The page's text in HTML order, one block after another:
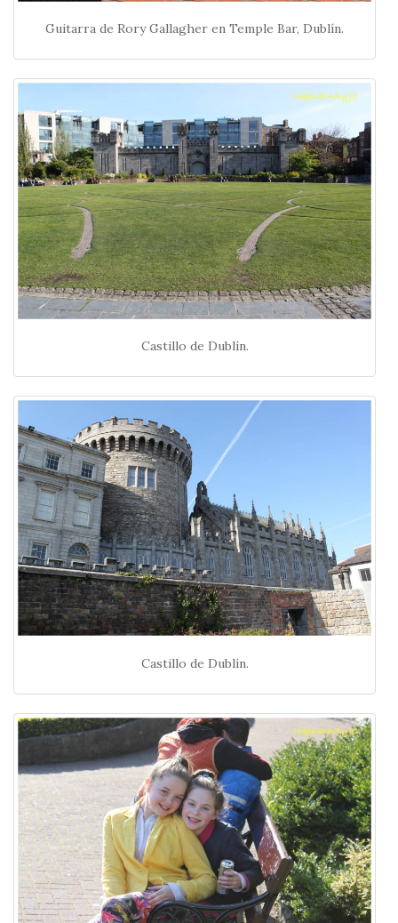
Guitarra de Rory Gallagher en Temple Bar, Dublín.
Castillo de Dublín.
Castillo de Dublín.